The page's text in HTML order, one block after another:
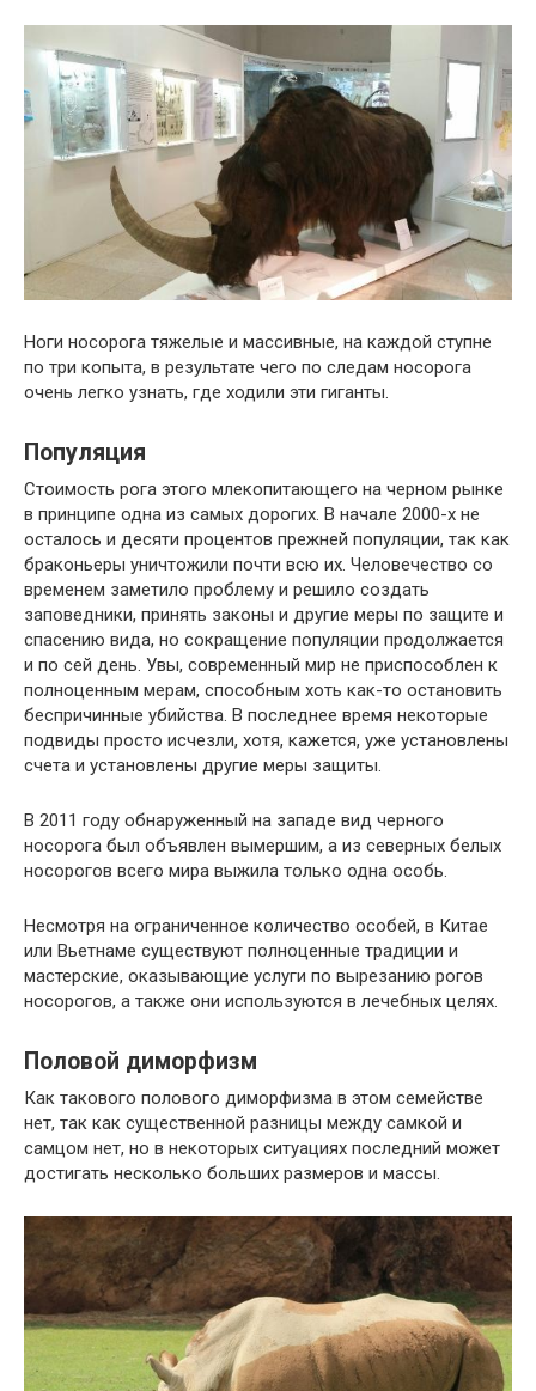
Ноги носорога тяжелые и массивные, на каждой ступне
по три копыта, в результате чего по следам носорога
очень легко узнать, где ходили эти гиганты.
Популяция
Стоимость рога этого млекопитающего на черном рынке
в принципе одна из самых дорогих. В начале 2000-х не
осталось и десяти процентов прежней популяции, так как
браконьеры уничтожили почти всю их. Человечество со
временем заметило проблему и решило создать
заповедники, принять законы и другие меры по защите и
спасению вида, но сокращение популяции продолжается
и по сей день. Увы, современный мир не приспособлен к
полноценным мерам, способным хоть как-то остановить
беспричинные убийства. В последнее время некоторые
подвиды просто исчезли, хотя, кажется, уже установлены
счета и установлены другие меры защиты.
В 2011 году обнаруженный на западе вид черного
носорога был объявлен вымершим, а из северных белых
носорогов всего мира выжила только одна особь.
Несмотря на ограниченное количество особей, в Китае
или Вьетнаме существуют полноценные традиции и
мастерские, оказывающие услуги по вырезанию рогов
носорогов, а также они используются в лечебных целях.
Половой диморфизм
Как такового полового диморфизма в этом семействе
нет, так как существенной разницы между самкой и
самцом нет, но в некоторых ситуациях последний может
достигать несколько больших размеров и массы.